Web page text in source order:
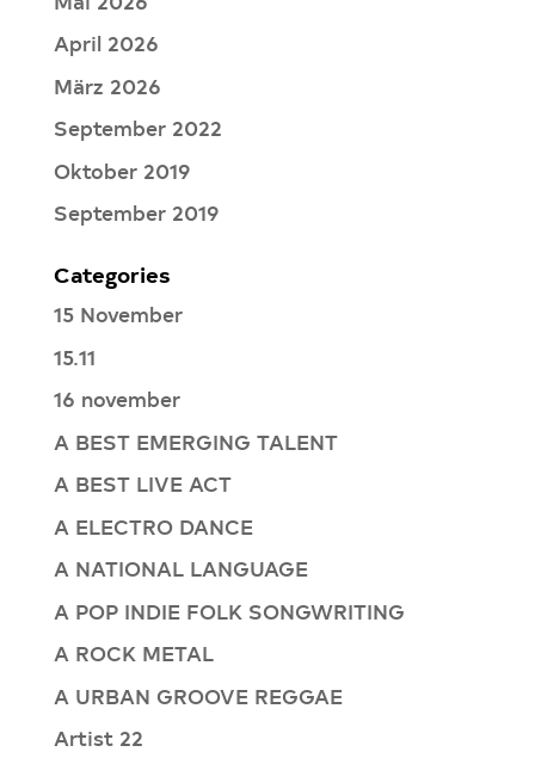
April 2026
März 2026
September 2022
Oktober 2019
September 2019
Categories
15 November
15.11
16 november
A BEST EMERGING TALENT
A BEST LIVE ACT
A ELECTRO DANCE
A NATIONAL LANGUAGE
A POP INDIE FOLK SONGWRITING
A ROCK METAL
A URBAN GROOVE REGGAE
Artist 22